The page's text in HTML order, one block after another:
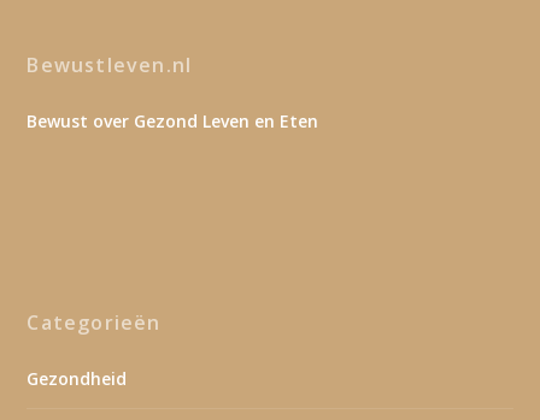
Bewustleven.nl
Bewust over Gezond Leven en Eten
Categorieën
Gezondheid